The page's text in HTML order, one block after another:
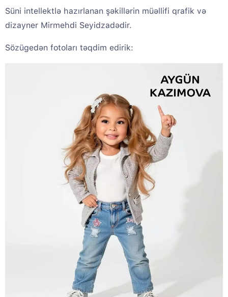
Süni intellektlə hazırlanan şəkillərin müəllifi qrafik və
dizayner Mirmehdi Seyidzadədir.
Sözügedən fotoları təqdim edirik: